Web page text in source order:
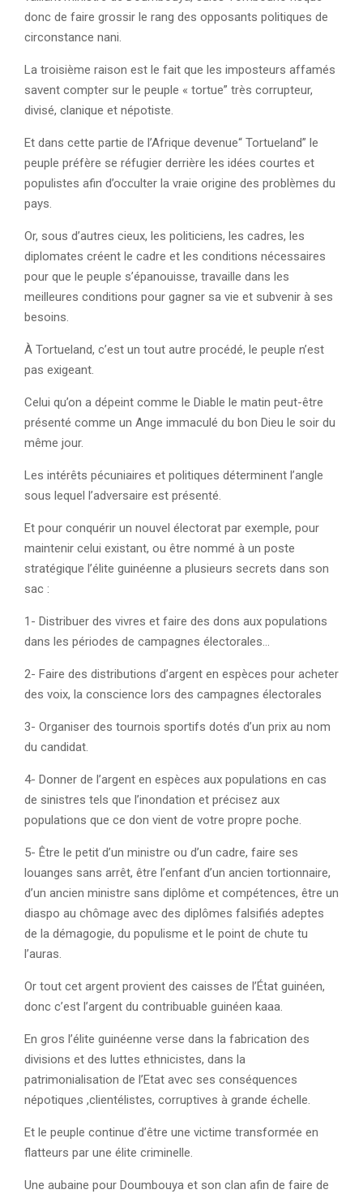
donc de faire grossir le rang des opposants politiques de
circonstance nani.
La troisième raison est le fait que les imposteurs affamés
savent compter sur le peuple « tortue” très corrupteur,
divisé, clanique et népotiste.
Et dans cette partie de l’Afrique devenue“ Tortueland” le
peuple préfère se réfugier derrière les idées courtes et
populistes afin d’occulter la vraie origine des problèmes du
pays.
Or, sous d’autres cieux, les politiciens, les cadres, les
diplomates créent le cadre et les conditions nécessaires
pour que le peuple s’épanouisse, travaille dans les
meilleures conditions pour gagner sa vie et subvenir à ses
besoins.
À Tortueland, c’est un tout autre procédé, le peuple n’est
pas exigeant.
Celui qu’on a dépeint comme le Diable le matin peut-être
présenté comme un Ange immaculé du bon Dieu le soir du
même jour.
Les intérêts pécuniaires et politiques déterminent l’angle
sous lequel l’adversaire est présenté.
Et pour conquérir un nouvel électorat par exemple, pour
maintenir celui existant, ou être nommé à un poste
stratégique l’élite guinéenne a plusieurs secrets dans son
sac :
1- Distribuer des vivres et faire des dons aux populations
dans les périodes de campagnes électorales…
2- Faire des distributions d’argent en espèces pour acheter
des voix, la conscience lors des campagnes électorales
3- Organiser des tournois sportifs dotés d’un prix au nom
du candidat.
4- Donner de l’argent en espèces aux populations en cas
de sinistres tels que l’inondation et précisez aux
populations que ce don vient de votre propre poche.
5- Être le petit d’un ministre ou d’un cadre, faire ses
louanges sans arrêt, être l’enfant d’un ancien tortionnaire,
d’un ancien ministre sans diplôme et compétences, être un
diaspo au chômage avec des diplômes falsifiés adeptes
de la démagogie, du populisme et le point de chute tu
l’auras.
Or tout cet argent provient des caisses de l’État guinéen,
donc c’est l’argent du contribuable guinéen kaaa.
En gros l’élite guinéenne verse dans la fabrication des
divisions et des luttes ethnicistes, dans la
patrimonialisation de l’Etat avec ses conséquences
népotiques ,clientélistes, corruptives à grande échelle.
Et le peuple continue d’être une victime transformée en
flatteurs par une élite criminelle.
Une aubaine pour Doumbouya et son clan afin de faire de